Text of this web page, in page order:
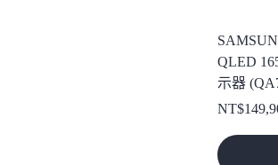
QLED
示器
NT$